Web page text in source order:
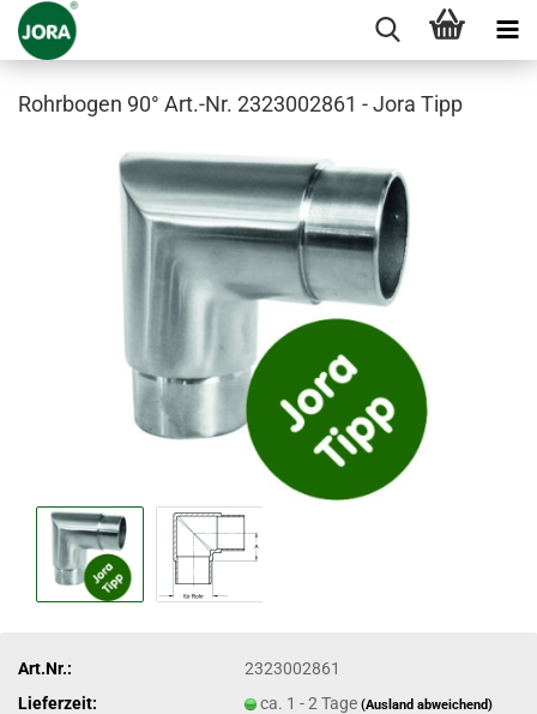
Rohrbogen 90° Art.-Nr. 2323002861 - Jora Tipp
Art.Nr.:
2323002861
Lieferzeit:
ca. 1 - 2 Tage(Ausland abweichend)